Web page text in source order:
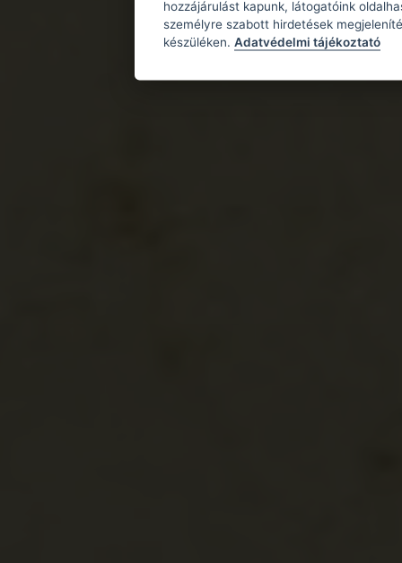
hozzájárulást kapunk, látogatóink
személyre szabott hirdetések
készüléken. Adatvédelmi tájékoztató